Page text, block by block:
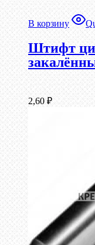
В корзину
Штифт
2,60 ₽